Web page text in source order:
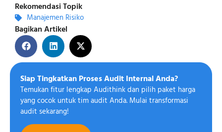
Rekomendasi Topik
Manajemen Risiko
Bagikan Artikel
Siap Tingkatkan Proses Audit Internal Anda?
Temukan fitur lengkap Audithink dan pilih paket harga
yang cocok untuk tim audit Anda. Mulai transformasi
audit sekarang!